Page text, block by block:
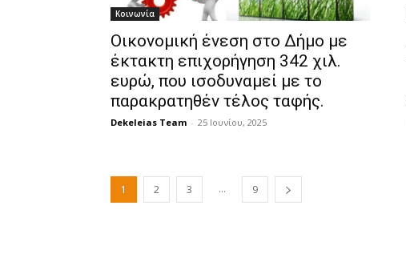
Κοινωνία
Οικονομική ένεση στο Δήμο με
έκτακτη επιχορήγηση 342 χιλ.
ευρώ, που ισοδυναμεί με το
παρακρατηθέν τέλος ταφής.
Dekeleias Team - 25 Ιουνίου, 2025
1 2 3 ... 9